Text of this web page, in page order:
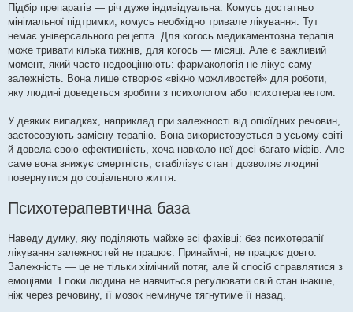
Підбір препаратів — річ дуже індивідуальна. Комусь достатньо
мінімальної підтримки, комусь необхідно тривале лікування. Тут
немає універсального рецепта. Для когось медикаментозна терапія
може тривати кілька тижнів, для когось — місяці. Але є важливий
момент, який часто недооцінюють: фармакологія не лікує саму
залежність. Вона лише створює «вікно можливостей» для роботи,
яку людині доведеться зробити з психологом або психотерапевтом.
У деяких випадках, наприклад при залежності від опіоїдних речовин,
застосовують замісну терапію. Вона використовується в усьому світі
й довела свою ефективність, хоча навколо неї досі багато міфів. Але
саме вона знижує смертність, стабілізує стан і дозволяє людині
повернутися до соціального життя.
Психотерапевтична база
Наведу думку, яку поділяють майже всі фахівці: без психотерапії
лікування залежностей не працює. Принаймні, не працює довго.
Залежність — це не тільки хімічний потяг, але й спосіб справлятися з
емоціями. І поки людина не навчиться регулювати свій стан інакше,
ніж через речовину, її мозок неминуче тягнутиме її назад.